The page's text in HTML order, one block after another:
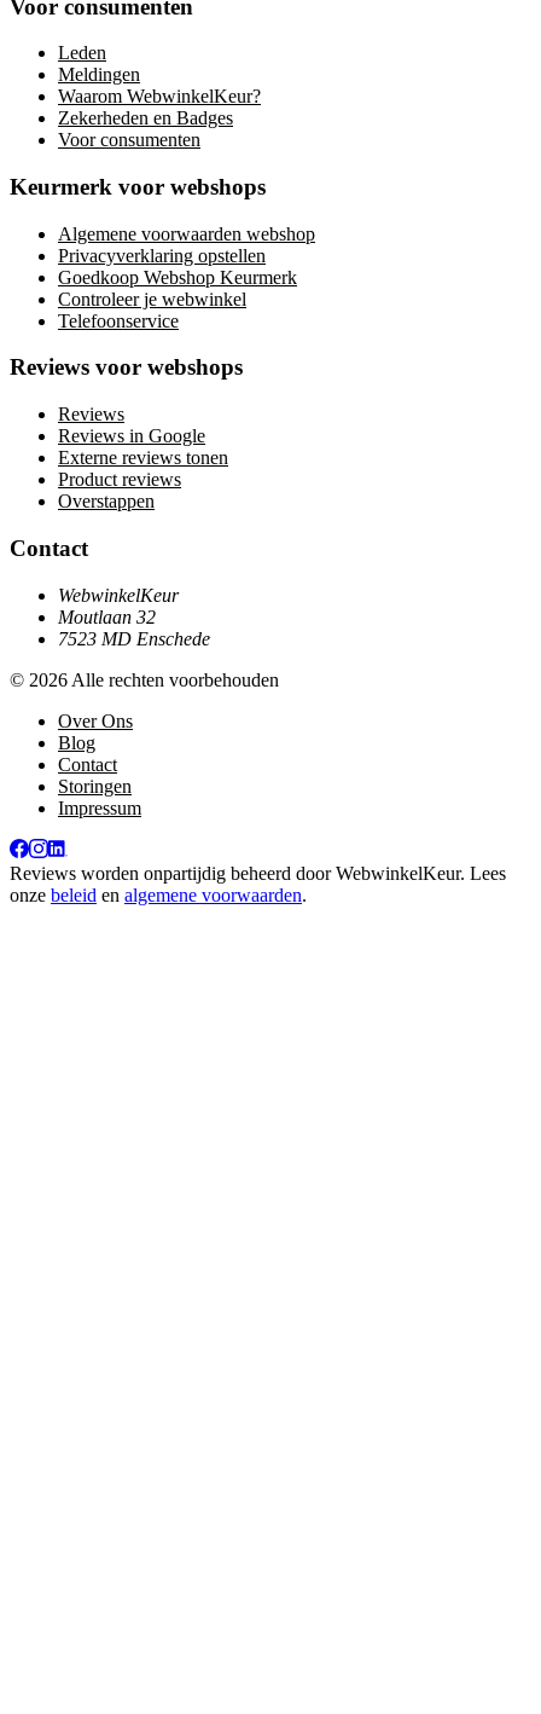
Voor consumenten
Leden
Meldingen
Waarom WebwinkelKeur?
Zekerheden en Badges
Voor consumenten
Keurmerk voor webshops
Algemene voorwaarden webshop
Privacyverklaring opstellen
Goedkoop Webshop Keurmerk
Controleer je webwinkel
Telefoonservice
Reviews voor webshops
Reviews
Reviews in Google
Externe reviews tonen
Product reviews
Overstappen
Contact
WebwinkelKeur
Moutlaan 32
7523 MD Enschede
© 2026 Alle rechten voorbehouden
Over Ons
Blog
Contact
Storingen
Impressum
Reviews worden onpartijdig beheerd doorWebwinkelKeur. Lees
onze beleid en algemene voorwaarden.